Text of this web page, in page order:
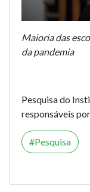
Maioria das
da pandemia
Pesquisa do
responsáveis
Pesquisa